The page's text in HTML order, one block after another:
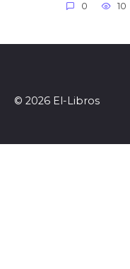
0 10
© 2026 El-Libros